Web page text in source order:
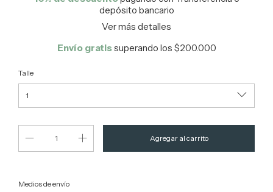
depósito bancario
Ver más detalles
Envío gratissuperando los $200.000
Talle
Entregas para el CP:
Medios de envío